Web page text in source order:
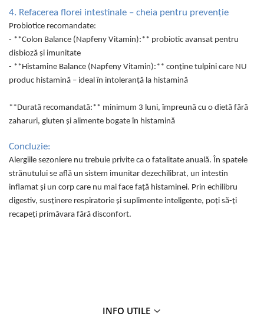
4. Refacerea florei intestinale – cheia pentru prevenție
Probiotice recomandate:
- **Colon Balance (Napfeny Vitamin):** probiotic avansat pentru
disbioză și imunitate
- **Histamine Balance (Napfeny Vitamin):** conține tulpini care NU
produc histamină – ideal în intoleranță la histamină
**Durată recomandată:** minimum 3 luni, împreună cu o dietă fără
zaharuri, gluten și alimente bogate în histamină
Concluzie:
Alergiile sezoniere nu trebuie privite ca o fatalitate anuală. În spatele
strănutului se află un sistem imunitar dezechilibrat, un intestin
inflamat și un corp care nu mai face față histaminei. Prin echilibru
digestiv, susținere respiratorie și suplimente inteligente, poți să-ți
recapeți primăvara fără disconfort.
INFO UTILE